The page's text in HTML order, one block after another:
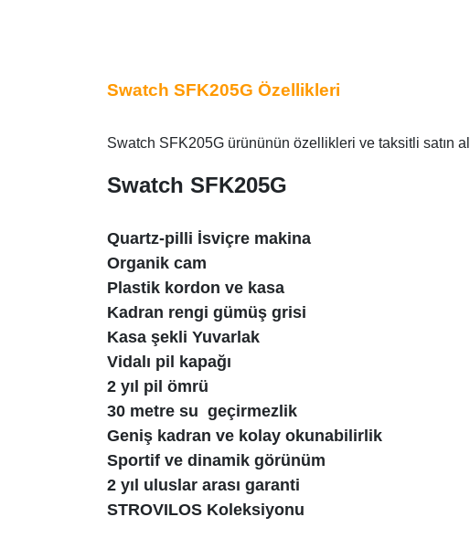
Swatch SFK205G Özellikleri
Swatch SFK205G ürününün özellikleri ve taksitli satın
Swatch SFK205G
Quartz-pilli İsviçre makina
Organik cam
Plastik kordon ve kasa
Kadran rengi gümüş grisi
Kasa şekli Yuvarlak
Vidalı pil kapağı
2 yıl pil ömrü
30 metre su geçirmezlik
Geniş kadran ve kolay okunabilirlik
Sportif ve dinamik görünüm
2 yıl uluslar arası garanti
STROVILOS Koleksiyonu